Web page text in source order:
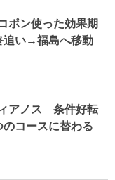
ポン使った効果期
い→福島へ移動
ィアノス 条件好転
コースに替わる